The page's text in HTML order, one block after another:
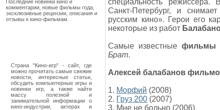
Последние новинки кино и
комментарии, новые фильмы года,
эксклюзивные рецензии, описания и
отзывы к кино-фильмам.
Страна "Кино-игр" - сайт, где
можно прочитать самые свежие
новости, интересные статьи,
обсудить компьютерные игры и
новинки игр, а также найти
массу полезной и
занимательной информации о
кино-индустрии, актерах и
специальность режиссера.
Санкт-Петербург, и
русским кино». Герои его
некоторые из работ
Самые известныефильмы
Брат.
Алексей балабанов
1. Морфий (2008)
2. Груз 200 (2007)
3. Мне не больно (2006)